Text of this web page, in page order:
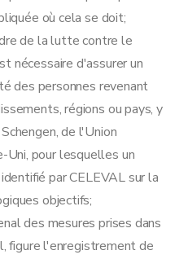
où cela se doit;
de la lutte contre le
nécessaire d'assurer un
des personnes revenant
régions ou pays, y
de l'Union
Uni, pour lesquelles un
par CELEVAL sur la
objectifs;
des mesures prises dans
figure l'enregistrement de